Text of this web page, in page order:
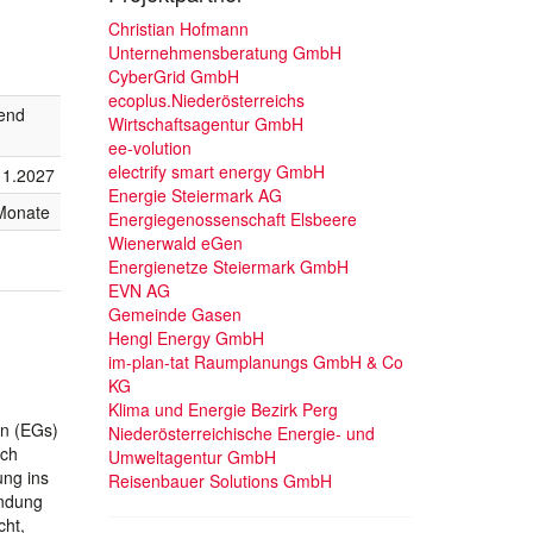
(EGs)
ins
Christian Hofmann
Unternehmensberatung GmbH
CyberGrid GmbH
ecoplus.Niederösterreichs
Wirtschaftsagentur GmbH
ee-volution
electrify smart energy GmbH
Energie Steiermark AG
Energiegenossenschaft Elsbeere
Wienerwald eGen
Energienetze Steiermark GmbH
EVN AG
Gemeinde Gasen
Hengl Energy GmbH
im-plan-tat Raumplanungs GmbH & Co
KG
Klima und Energie Bezirk Perg
Niederösterreichische Energie- und
Umweltagentur GmbH
Reisenbauer Solutions GmbH